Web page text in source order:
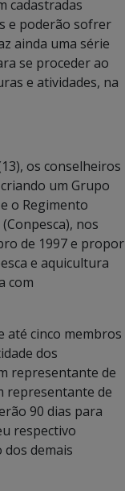
cadastradas
e poderão sofrer
ainda uma série
se proceder ao
e atividades, na
os conselheiros
um Grupo
o Regimento
nos
de 1997 e propor
e aquicultura
com
até cinco membros
dos
representante de
representante de
90 dias para
respectivo
demais